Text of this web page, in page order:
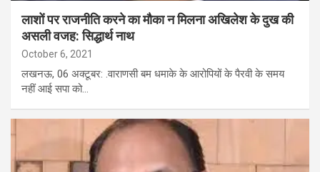
लाशों पर राजनीति करने का मौका न मिलना अखिलेश के दुख की
असली वजह: सिद्धार्थ नाथ
October 6, 2021
लखनऊ, 06 अक्टूबर: .वाराणसी बम धमाके के आरोपियों के पैरवी के समय
नहीं आई सपा को…